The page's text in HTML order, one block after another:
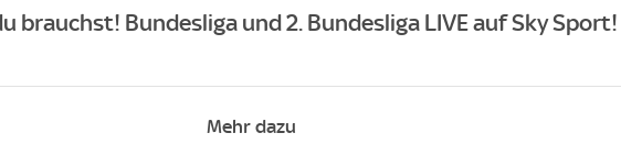
brauchst! Bundesliga und 2. Bundesliga LIVE auf Sky Sport!
Mehr dazu